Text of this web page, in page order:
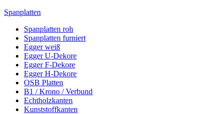
Spanplatten
Spanplatten roh
Spanplatten furniert
Egger weiß
Egger U-Dekore
Egger F-Dekore
Egger H-Dekore
OSB Platten
B1 / Krono / Verbund
Echtholzkanten
Kunststoffkanten